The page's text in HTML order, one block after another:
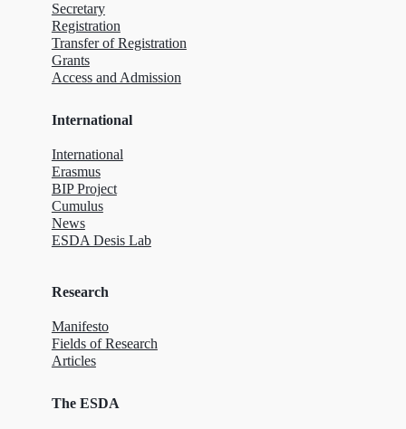
Secretary
Registration
Transfer of Registration
Grants
Access and Admission
International
International
Erasmus
BIP Project
Cumulus
News
ESDA Desis Lab
Research
Manifesto
Fields of Research
Articles
The ESDA